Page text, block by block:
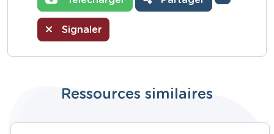
Signaler
Ressources similaires